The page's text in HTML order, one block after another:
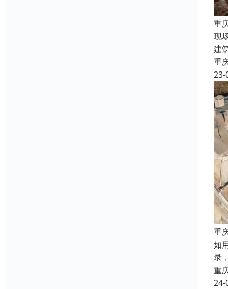
重
现
建
重
23-
重
如
录
重
24-